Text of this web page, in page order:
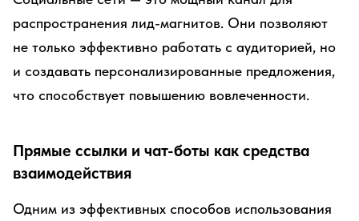
распространения лид-магнитов. Они позволяют
не только эффективно работать с аудиторией, но
и создавать персонализированные предложения,
что способствует повышению вовлеченности.
Прямые ссылки и чат-боты как средства
взаимодействия
Одним из эффективных способов использования